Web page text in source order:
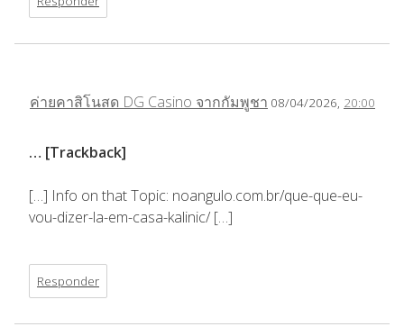
ค่ายคาสิโนสด DG Casino จากกัมพูชา 08/04/2026, 20:00
… [Trackback]
[…] Info on that Topic: noangulo.com.br/que-que-eu-
vou-dizer-la-em-casa-kalinic/ […]
Responder